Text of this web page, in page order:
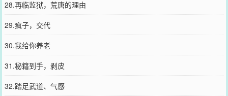
28.再临监狱，荒唐的理由
29.疯子，交代
30.我给你养老
31.秘籍到手，剥皮
32.踏足武道、气感